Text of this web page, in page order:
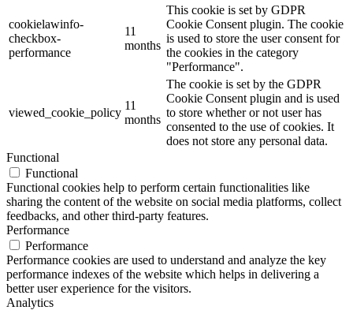
cookielawinfo-
checkbox-
performance
11
months
This cookie is set by GDPR
Cookie Consent plugin. The cookie
is used to store the user consent for
the cookies in the category
"Performance".
viewed_cookie_policy
11
months
The cookie is set by the GDPR
Cookie Consent plugin and is used
to store whether or not user has
consented to the use of cookies. It
does not store any personal data.
Functional
Functional
Functional cookies help to perform certain functionalities like
sharing the content of the website on social media platforms, collect
feedbacks, and other third-party features.
Performance
Performance
Performance cookies are used to understand and analyze the key
performance indexes of the website which helps in delivering a
better user experience for the visitors.
Analytics